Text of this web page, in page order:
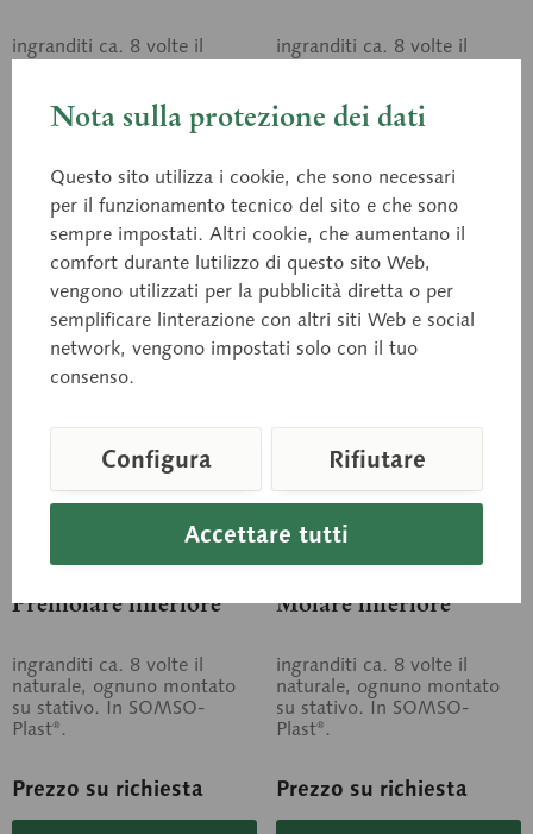
ingranditi ca. 8 volte il
naturale, ognuno montato
Plast®.
Prezzo su richiesta
Carello della richiesta
Ricorda
ingranditi ca. 8 volte il
naturale, ognuno montato
Plast®.
Prezzo su richiesta
Carello della
Ricorda
Premolare inferiore
ingranditi ca. 8 volte il
naturale, ognuno montato
su stativo. In SOMSO-
Plast®.
Prezzo su richiesta
Molare inferiore
ingranditi ca. 8 volte il
naturale, ognuno montato
su stativo. In SOMSO-
Plast®.
Prezzo su richiesta
Nota sulla protezione dei dati
Questo sito utilizza i cookie, che sono necessari
per il funzionamento tecnico del sito e che sono
sempre impostati. Altri cookie, che aumentano il
comfort durante lutilizzo di questo sito Web,
vengono utilizzati per la pubblicità diretta o per
semplificare linterazione con altri siti Web e social
network, vengono impostati solo con il tuo
consenso.
Accettare tutti
Configura Rifiutare